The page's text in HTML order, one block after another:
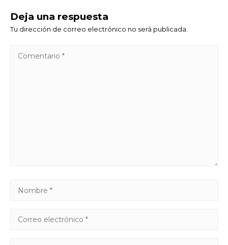
Deja una respuesta
Tu dirección de correo electrónico no será publicada.